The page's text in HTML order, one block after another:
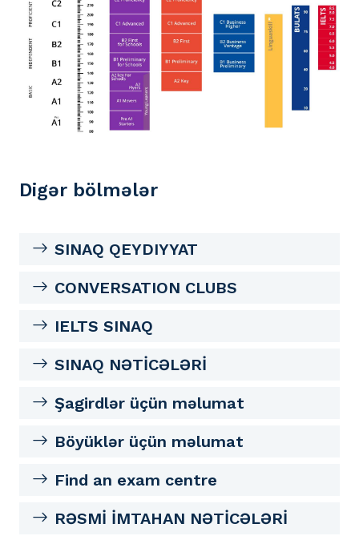
Digər bölmələr
SINAQ QEYDIYYAT
CONVERSATION CLUBS
IELTS SINAQ
SINAQ NƏTİCƏLƏRİ
Şagirdlər üçün məlumat
Böyüklər üçün məlumat
Find an exam centre
RƏSMİ İMTAHAN NƏTİCƏLƏRİ